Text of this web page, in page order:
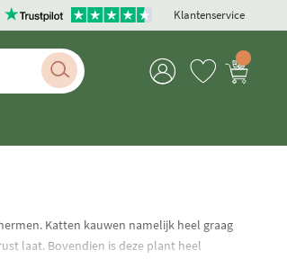
Klantenservice
Katten kauwen namelijk heel graag
laat. Bovendien is deze plant heel